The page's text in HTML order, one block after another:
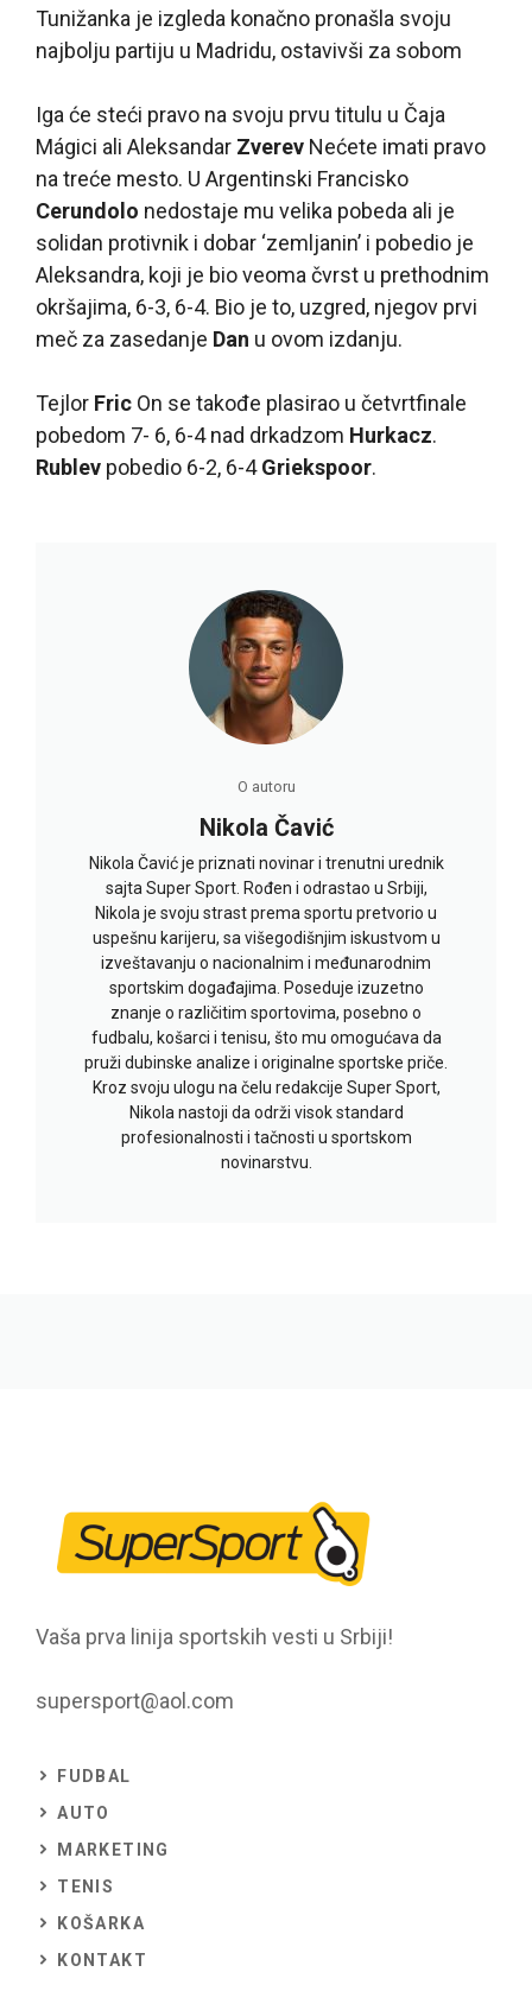
Tunižanka je izgleda konačno pronašla svoju
najbolju partiju u Madridu, ostavivši za sobom
Iga će steći pravo na svoju prvu titulu u Čaja
Mágici ali Aleksandar Zverev Nećete imati pravo
na treće mesto. U Argentinski Francisko
Cerundolo nedostaje mu velika pobeda ali je
solidan protivnik i dobar ‘zemljanin’ i pobedio je
Aleksandra, koji je bio veoma čvrst u prethodnim
okršajima, 6-3, 6-4. Bio je to, uzgred, njegov prvi
meč za zasedanje Dan u ovom izdanju.
Tejlor Fric On se takođe plasirao u četvrtfinale
pobedom 7- 6, 6-4 nad drkadzom Hurkacz.
Rublev pobedio 6-2, 6-4Griekspoor.
O autoru
Nikola Čavić
Nikola Čavić je priznati novinar i trenutni urednik
sajta Super Sport. Rođen i odrastao u Srbiji,
Nikola je svoju strast prema sportu pretvorio u
uspešnu karijeru, sa višegodišnjim iskustvom u
izveštavanju o nacionalnim i međunarodnim
sportskim događajima. Poseduje izuzetno
znanje o različitim sportovima, posebno o
fudbalu, košarci i tenisu, što mu omogućava da
pruži dubinske analize i originalne sportske priče.
Kroz svoju ulogu na čelu redakcije Super Sport,
Nikola nastoji da održi visok standard
profesionalnosti i tačnosti u sportskom
novinarstvu.
Vaša prva linija sportskih vesti u Srbiji!
supersport@aol.com
FUDBAL
AUTO
MARKETING
TENIS
KOŠARKA
KONTAKT